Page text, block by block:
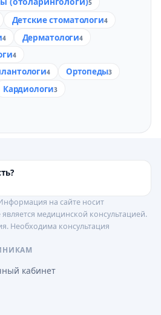
5
Детские стоматологи4
4 Дерматологи4
4
4 Ортопеды3
Кардиологи3
на сайте носит
медицинской консультацией.
Необходима консультация
кабинет